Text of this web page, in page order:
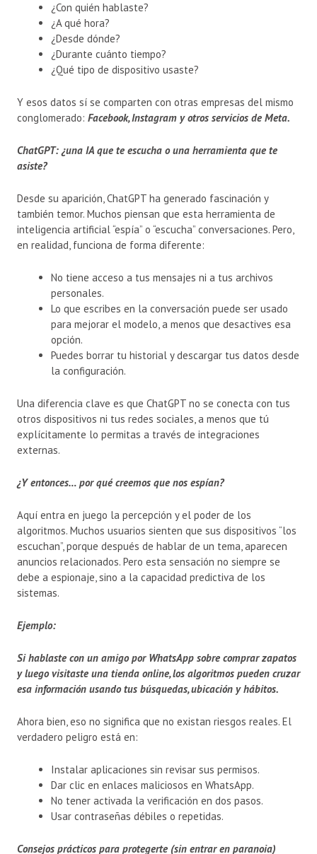
¿Con quién hablaste?
¿A qué hora?
¿Desde dónde?
¿Durante cuánto tiempo?
¿Qué tipo de dispositivo usaste?
Y esos datos sí se comparten con otras empresas del mismo
conglomerado: Facebook, Instagram y otros servicios de Meta.
ChatGPT: ¿una IA que te escucha o una herramienta que te
asiste?
Desde su aparición, ChatGPT ha generado fascinación y
también temor. Muchos piensan que esta herramienta de
inteligencia artificial “espía” o “escucha” conversaciones. Pero,
en realidad, funciona de forma diferente:
No tiene acceso a tus mensajes ni a tus archivos
personales.
Lo que escribes en la conversación puede ser usado
para mejorar el modelo, a menos que desactives esa
opción.
Puedes borrar tu historial y descargar tus datos desde
la configuración.
Una diferencia clave es que ChatGPT no se conecta con tus
otros dispositivos ni tus redes sociales, a menos que tú
explícitamente lo permitas a través de integraciones
externas.
¿Y entonces… por qué creemos que nos espían?
Aquí entra en juego la percepción y el poder de los
algoritmos. Muchos usuarios sienten que sus dispositivos “los
escuchan”, porque después de hablar de un tema, aparecen
anuncios relacionados. Pero esta sensación no siempre se
debe a espionaje, sino a la capacidad predictiva de los
sistemas.
Ejemplo:
Si hablaste con un amigo por WhatsApp sobre comprar zapatos
y luego visitaste una tienda online, los algoritmos pueden cruzar
esa información usando tus búsquedas, ubicación y hábitos.
Ahora bien, eso no significa que no existan riesgos reales. El
verdadero peligro está en:
Instalar aplicaciones sin revisar sus permisos.
Dar clic en enlaces maliciosos en WhatsApp.
No tener activada la verificación en dos pasos.
Usar contraseñas débiles o repetidas.
Consejos prácticos para protegerte (sin entrar en paranoia)